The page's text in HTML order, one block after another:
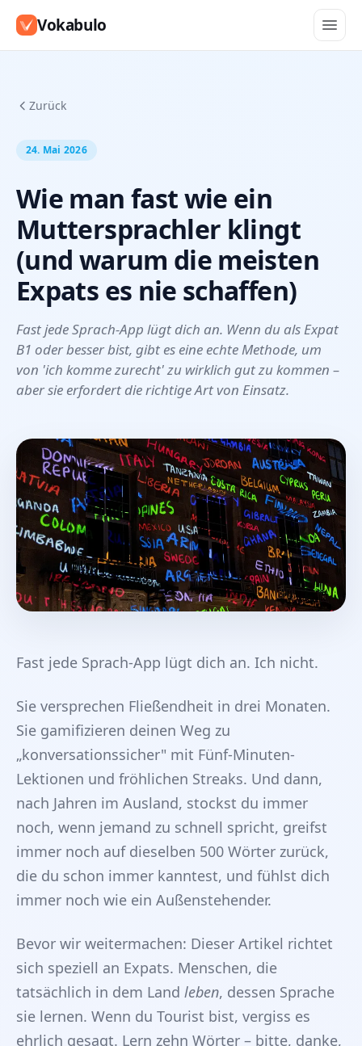
Vokabulo
Zurück
24. Mai 2026
Wie man fast wie ein
Muttersprachler klingt
(und warum die meisten
Expats es nie schaffen)
Fast jede Sprach-App lügt dich an. Wenn du als Expat
B1 oder besser bist, gibt es eine echte Methode, um
von 'ich komme zurecht' zu wirklich gut zu kommen –
aber sie erfordert die richtige Art von Einsatz.
Fast jede Sprach-App lügt dich an. Ich nicht.
Sie versprechen Fließendheit in drei Monaten.
Sie gamifizieren deinen Weg zu
„konversationssicher" mit Fünf-Minuten-
Lektionen und fröhlichen Streaks. Und dann,
nach Jahren im Ausland, stockst du immer
noch, wenn jemand zu schnell spricht, greifst
immer noch auf dieselben 500 Wörter zurück,
die du schon immer kanntest, und fühlst dich
immer noch wie ein Außenstehender.
Bevor wir weitermachen: Dieser Artikel richtet
sich speziell an Expats. Menschen, die
tatsächlich in dem Land leben, dessen Sprache
sie lernen. Wenn du Tourist bist, vergiss es
ehrlich gesagt. Lern zehn Wörter – bitte, danke,